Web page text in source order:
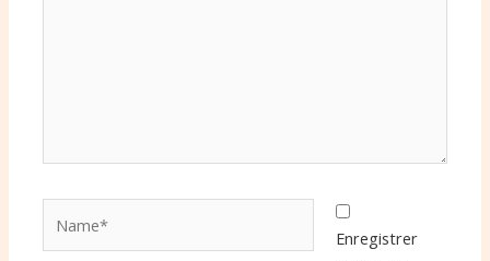
Enregistrer